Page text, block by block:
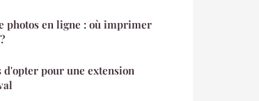
photos en ligne : où imprimer
d'opter pour une extension